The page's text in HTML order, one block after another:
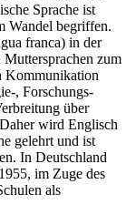
Sprache ist
Wandel begriffen.
franca) in der
zum
Kommunikation
, Forschungs-
über
wird Englisch
gelehrt und ist
In Deutschland
im Zuge des
als